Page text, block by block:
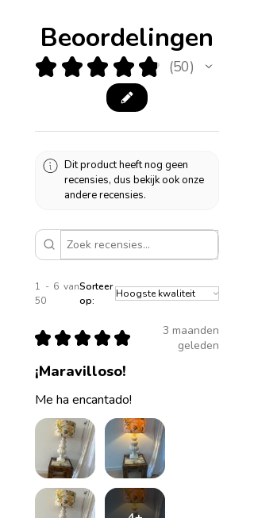
Beoordelingen
★ ★ ★ ★ ★ 50
50
Dit product heeft nog geen
recensies, dus bekijk ook onze
andere recensies.
1 - 6 van
50
Sorteer
op:
★ ★ ★ ★ ★
3 maanden
geleden
¡Maravilloso!
Me ha encantado!